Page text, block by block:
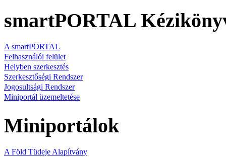
smartPORTAL
A smartPORTAL
Felhasználói felület
Helyben szerkesztés
Szerkesztőségi Rendszer
Jogosultsági Rendszer
Miniportál üzemeltetése
Miniportálok
A Föld Tüdeje Alapítvány